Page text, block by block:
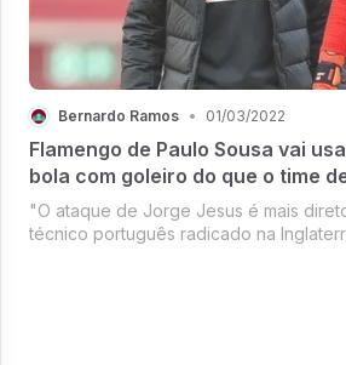
Bernardo Ramos • 01/03/2022
Flamengo de Paulo Sousa vai
bola com goleiro do que o time
"O ataque de Jorge Jesus é mais
técnico português radicado na